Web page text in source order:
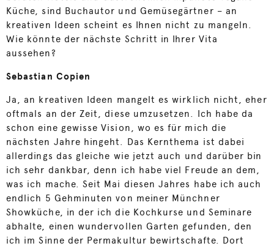
Küche, sind Buchautor und Gemüsegärtner – an
kreativen Ideen scheint es Ihnen nicht zu mangeln.
Wie könnte der nächste Schritt in Ihrer Vita
aussehen?
Sebastian Copien
Ja, an kreativen Ideen mangelt es wirklich nicht, eher
oftmals an der Zeit, diese umzusetzen. Ich habe da
schon eine gewisse Vision, wo es für mich die
nächsten Jahre hingeht. Das Kernthema ist dabei
allerdings das gleiche wie jetzt auch und darüber bin
ich sehr dankbar, denn ich habe viel Freude an dem,
was ich mache. Seit Mai diesen Jahres habe ich auch
endlich 5 Gehminuten von meiner Münchner
Showküche, in der ich die Kochkurse und Seminare
abhalte, einen wundervollen Garten gefunden, den
ich im Sinne der Permakultur bewirtschafte. Dort